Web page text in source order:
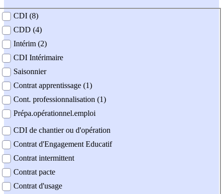
contrat
CDI (8)
CDD (4)
Intérim (2)
CDI Intérimaire
Saisonnier
Contrat apprentissage (1)
Cont. professionnalisation (1)
Prépa.opérationnel.emploi
CDI de chantier ou d'opération
Contrat d'Engagement Educatif
Contrat intermittent
Contrat pacte
Contrat d'usage